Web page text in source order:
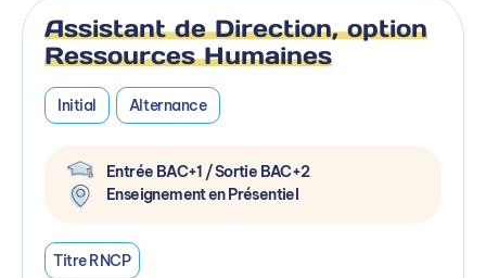
Assistant de Direction, option
Ressources Humaines
Initial Alternance
Entrée BAC+1 / Sortie BAC+2
Enseignement en Présentiel
Titre RNCP